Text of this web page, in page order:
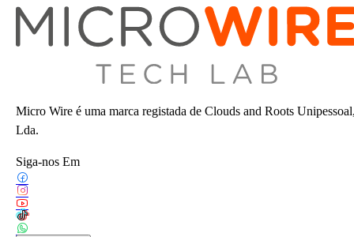
Micro Wire é uma marca registada de Clouds and Roots
Lda.
Siga-nos Em